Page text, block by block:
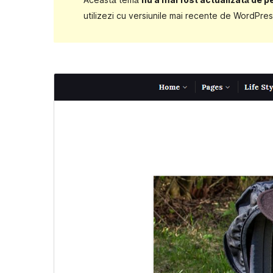
utilizezi cu versiunile mai recente de